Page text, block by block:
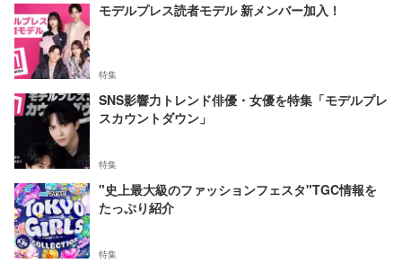
モデルプレス読者モデル 新メンバー加入！
特集
SNS影響力トレンド俳優・女優を特集「モデルプレ
スカウントダウン」
特集
"史上最大級のファッションフェスタ"TGC情報を
たっぷり紹介
特集